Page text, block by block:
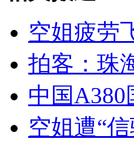
安徽一实载49人客车翻车
走！跟着总书记去植树
消防员救轻生者 花炮节
空姐疲劳
拍客：珠
中国A380
空姐遭“